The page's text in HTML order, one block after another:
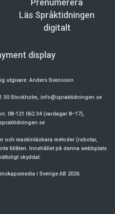
Prenumerera
Läs Språktidningen
digitalt
utgivare:Anders Svensson
30 Stockholm, info@spraktidningen.se
08-121 062 34 (vardagar 8–17),
och maskinläsbara metoder (robotar,
tillåten. Innehållet på denna webbplats
skyddat.
i Sverige AB 2026